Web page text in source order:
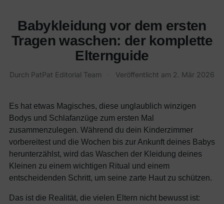
Babykleidung vor dem ersten
Tragen waschen: der komplette
Elternguide
Durch PatPat Editorial Team Veröffentlicht am 2. Mär 2026
Es hat etwas Magisches, diese unglaublich winzigen
Bodys und Schlafanzüge zum ersten Mal
zusammenzulegen. Während du dein Kinderzimmer
vorbereitest und die Wochen bis zur Ankunft deines Babys
herunterzählst, wird das Waschen der Kleidung deines
Kleinen zu einem wichtigen Ritual und einem
entscheidenden Schritt, um seine zarte Haut zu schützen.
Das ist die Realität, die vielen Eltern nicht bewusst ist: